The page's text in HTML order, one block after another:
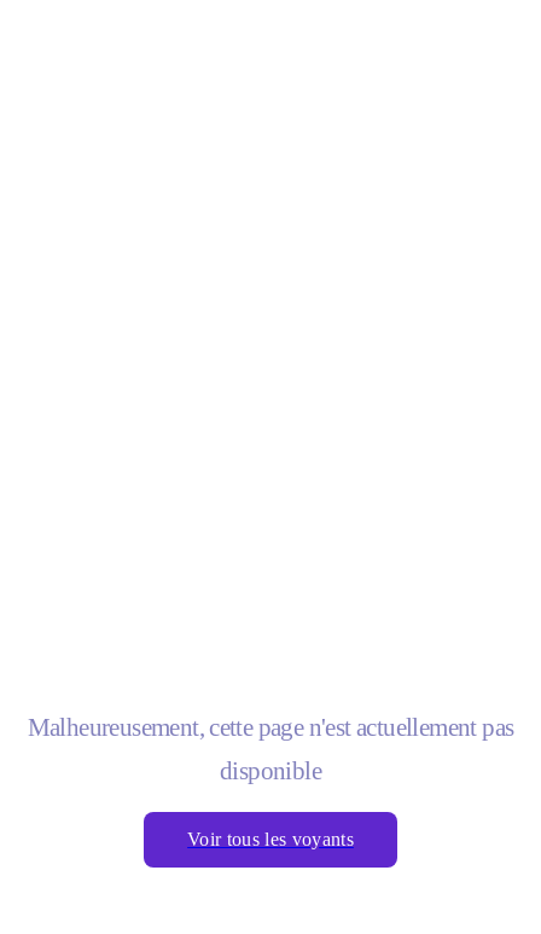
Malheureusement, cette page n'est actuellement pas
disponible
Voir tous les voyants